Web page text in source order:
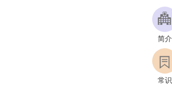
简介
常识